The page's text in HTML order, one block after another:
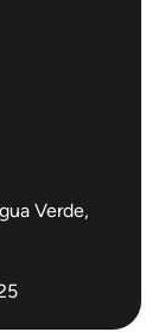
Verde,